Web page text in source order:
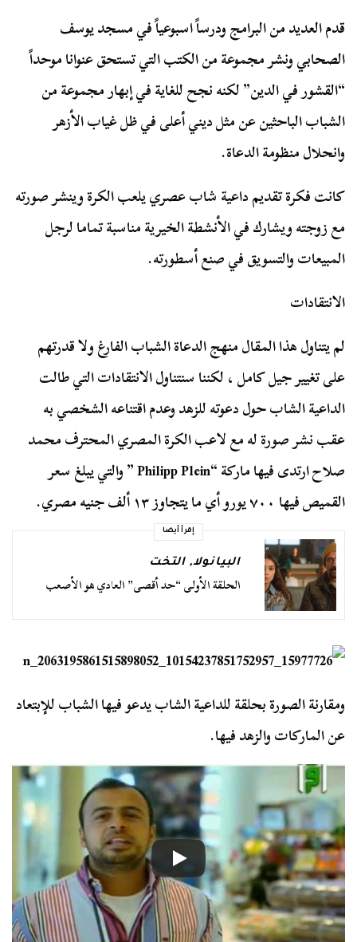
قدم العديد من البرامج ودرساً اسبوعياً في مسجد يوسف
الصحابي ونشر مجموعة من الكتب التي تستحق عنوانا موحداً
“القشور في الدين” لكنه نجح للغاية في إبهار مجموعة من
الشباب الباحثين عن مثل ديني أعلى في ظل غياب الأزهر
وانحلال منظومة الدعاة.
كانت فكرة تقديم داعية شاب عصري يلعب الكرة وينشر صورته
مع زوجته ويشارك في الأنشطة الخيرية مناسبة تماما لرجل
المبيعات والتسويق في صنع أسطورته.
الانتقادات
لم يتناول هذا المقال منهج الدعاة الشباب الفارغ ولا قدرتهم
على تغيير جيل كامل ، لكننا سنتناول الانتقادات التي طالت
الداعية الشاب حول دعوته للزهد وعدم اقتناعه الشخصي به
عقب نشر صورة له مع لاعب الكرة المصري المحترف محمد
صلاح ارتدى فيها ماركة “Philipp Plein ” والتي يبلغ سعر
القميص فيها ٧٠٠ يورو أي ما يتجاوز ١٣ ألف جنيه مصري.
إقرأ أيضا
البيانولا,التخت
الحلقة الأولى “حد أقصى” العادي هو الأصعب
ومقارنة الصورة بحلقة للداعية الشاب يدعو فيها الشباب للإبتعاد
عن الماركات والزهد فيها.